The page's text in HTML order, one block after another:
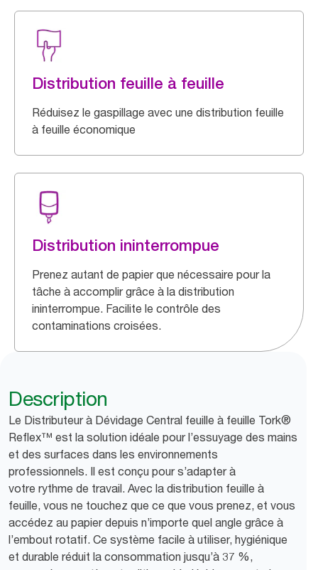
Distribution feuille à feuille
Réduisez le gaspillage avec une distribution feuille
à feuille économique
Distribution ininterrompue
Prenez autant de papier que nécessaire pour la
tâche à accomplir grâce à la distribution
ininterrompue. Facilite le contrôle des
contaminations croisées.
Description
Le Distributeur à Dévidage Central feuille à feuille Tork®
Reflex™ est la solution idéale pour l’essuyage des mains
et des surfaces dans les environnements
professionnels. Il est conçu pour s’adapter à
votre rythme de travail. Avec la distribution feuille à
feuille, vous ne touchez que ce que vous prenez, et vous
accédez au papier depuis n’importe quel angle grâce à
l’embout rotatif. Ce système facile à utiliser, hygiénique
et durable réduit la consommation jusqu’à 37 %,